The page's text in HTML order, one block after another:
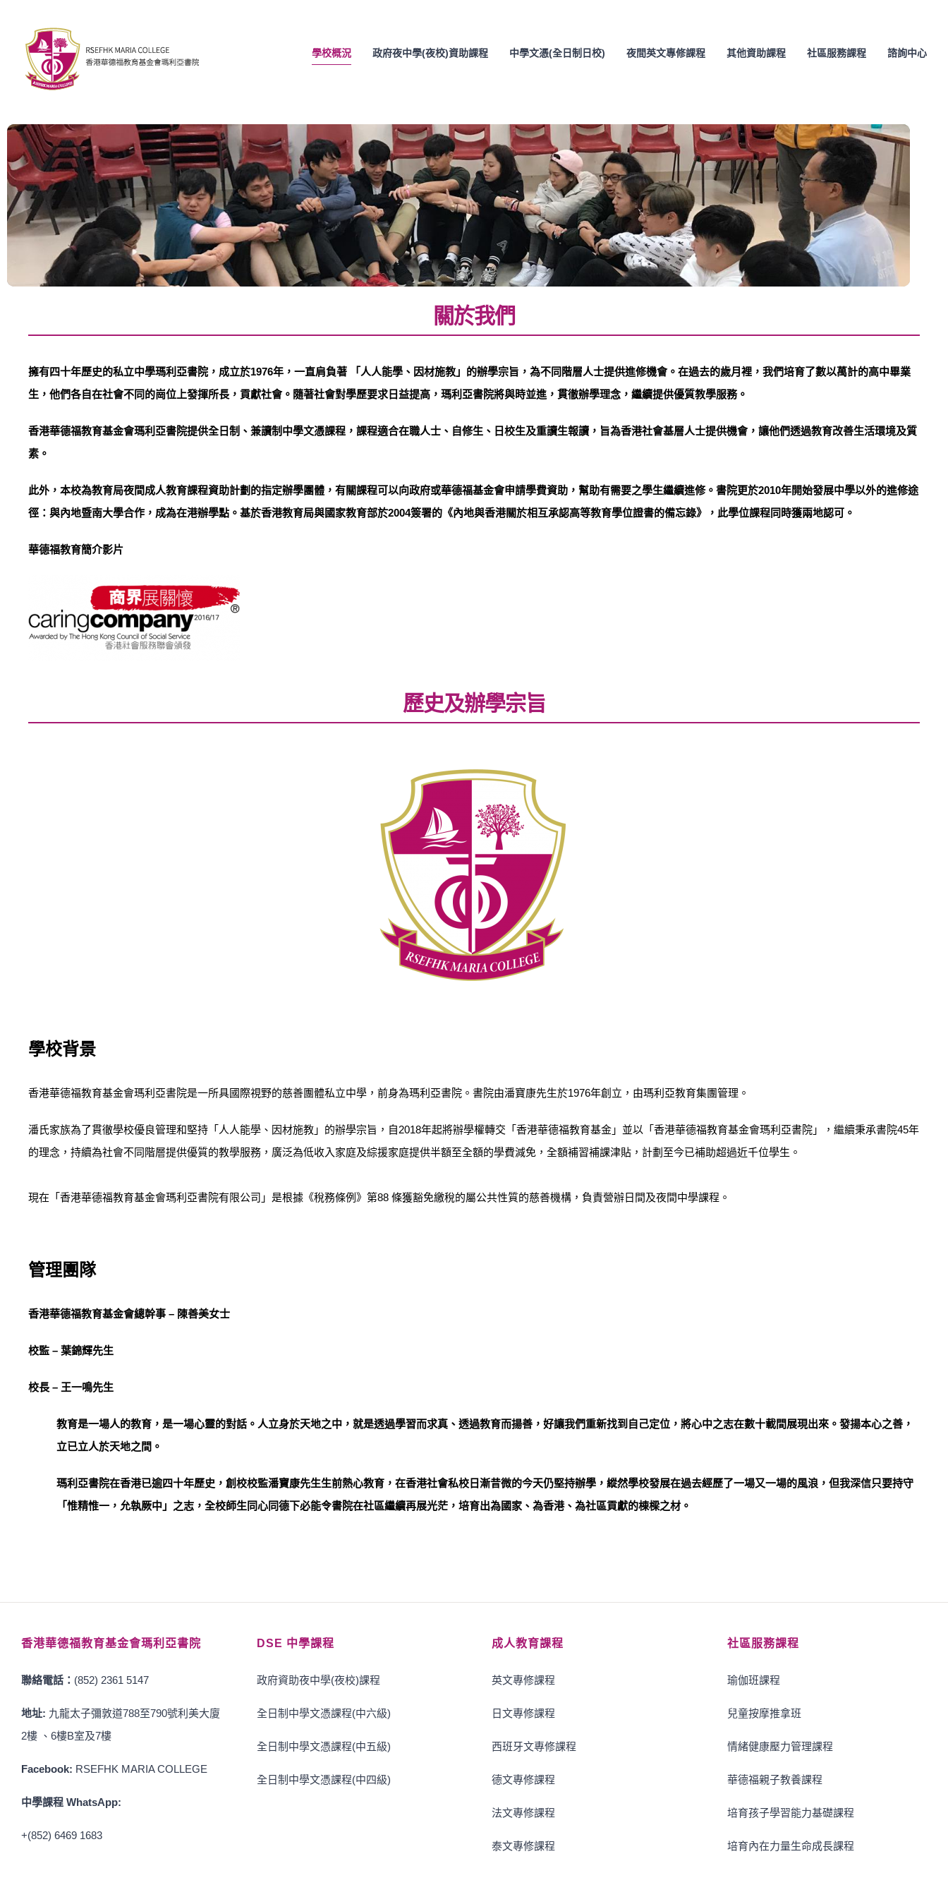
學校概況 政府夜中學(夜校)資助課程 中學文憑(全日制日校) 夜間英文專修課程 其他資助課程 社區服務課程 諮詢中心
關於我們
擁有四十年歷史的私立中學瑪利亞書院，成立於1976年，一直肩負著 「人人能學、因材施教」的辦學宗旨，為不同階層人士提供進修機會。在過去的歲月裡，我們培育了數以萬計的高中畢業
生，他們各自在社會不同的崗位上發揮所長，貢獻社會。隨著社會對學歷要求日益提高，瑪利亞書院將與時並進，貫徹辦學理念，繼續提供優質教學服務。
香港華德福教育基金會瑪利亞書院提供全日制、兼讀制中學文憑課程，課程適合在職人士、自修生、日校生及重讀生報讀，旨為香港社會基層人士提供機會，讓他們透過教育改善生活環境及質
素。
此外，本校為教育局夜間成人教育課程資助計劃的指定辦學團體，有關課程可以向政府或華德福基金會申請學費資助，幫助有需要之學生繼續進修。書院更於2010年開始發展中學以外的進修途
徑：與內地暨南大學合作，成為在港辦學點。基於香港教育局與國家教育部於2004簽署的《內地與香港關於相互承認高等教育學位證書的備忘錄》，此學位課程同時獲兩地認可。
華德福教育簡介影片
歷史及辦學宗旨
學校背景
香港華德福教育基金會瑪利亞書院是一所具國際視野的慈善團體私立中學，前身為瑪利亞書院。書院由潘寶康先生於1976年創立，由瑪利亞教育集團管理。
潘氏家族為了貫徹學校優良管理和堅持「人人能學、因材施教」的辦學宗旨，自2018年起將辦學權轉交「香港華德福教育基金」並以「香港華德福教育基金會瑪利亞書院」，繼續秉承書院45年
的理念，持續為社會不同階層提供優質的教學服務，廣泛為低收入家庭及綜援家庭提供半額至全額的學費減免，全額補習補課津貼，計劃至今已補助超過近千位學生。
現在「香港華德福教育基金會瑪利亞書院有限公司」是根據《稅務條例》第88 條獲豁免繳稅的屬公共性質的慈善機構，負責營辦日間及夜間中學課程。
管理團隊
香港華德福教育基金會總幹事 – 陳善美女士
校監 – 葉錦輝先生
校長 – 王一鳴先生
教育是一場人的教育，是一場心靈的對話。人立身於天地之中，就是透過學習而求真、透過教育而揚善，好讓我們重新找到自己定位，將心中之志在數十載間展現出來。發揚本心之善，
立已立人於天地之間。
瑪利亞書院在香港已逾四十年歷史，創校校監潘寶康先生生前熱心教育，在香港社會私校日漸昔微的今天仍堅持辦學，縱然學校發展在過去經歷了一場又一場的風浪，但我深信只要持守
「惟精惟一，允執厥中」之志，全校師生同心同德下必能令書院在社區繼續再展光茫，培育出為國家、為香港、為社區貢獻的棟樑之材。
香港華德福教育基金會瑪利亞書院
聯絡電話： (852) 2361 5147
地址: 九龍太子彌敦道788至790號利美大廈
2樓 、6樓B室及7樓
Facebook: RSEFHK MARIA COLLEGE
中學課程 WhatsApp:
+(852) 6469 1683
DSE 中學課程
政府資助夜中學(夜校)課程
全日制中學文憑課程(中六級)
全日制中學文憑課程(中五級)
全日制中學文憑課程(中四級)
成人教育課程
英文專修課程
日文專修課程
西班牙文專修課程
德文專修課程
法文專修課程
泰文專修課程
社區服務課程
瑜伽班課程
兒童按摩推拿班
情緒健康壓力管理課程
華德福親子教養課程
培育孩子學習能力基礎課程
培育內在力量生命成長課程